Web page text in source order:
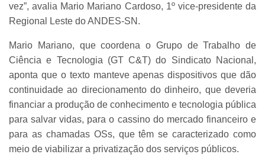
vez”, avalia Mario Mariano Cardoso, 1º vice-presidente da
Regional Leste do ANDES-SN.
Mario Mariano, que coordena o Grupo de Trabalho de
Ciência e Tecnologia (GT C&T) do Sindicato Nacional,
aponta que o texto manteve apenas dispositivos que dão
continuidade ao direcionamento do dinheiro, que deveria
financiar a produção de conhecimento e tecnologia pública
para salvar vidas, para o cassino do mercado financeiro e
para as chamadas OSs, que têm se caracterizado como
meio de viabilizar a privatização dos serviços públicos.